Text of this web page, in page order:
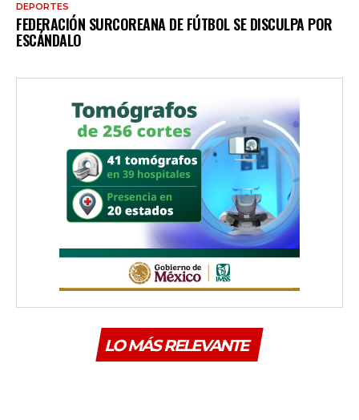
DEPORTES
FEDERACIÓN SURCOREANA DE FÚTBOL SE DISCULPA POR
ESCÁNDALO
LO MÁS RELEVANTE